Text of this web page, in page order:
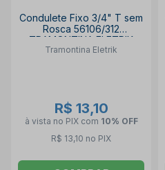
Condulete Fixo 3/4" T sem
Rosca 56106/312
TRAMONTINA ELETRIK
Tramontina Eletrik
R$ 13,10
à vista no PIX com 10% OFF
R$ 13,10 no PIX